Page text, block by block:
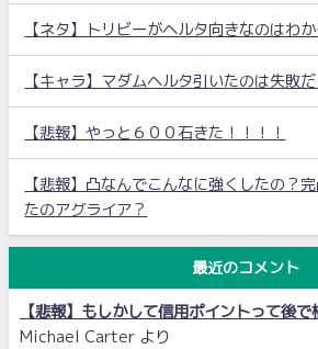
【ネタ】トリビーがヘルタ向きなのはわ
【キャラ】マダムヘルタ引いたのは失敗
【悲報】やっと６００石きた！！！！
【悲報】凸なんでこんなに強くしたの？
たのアグライア？
最近のコメント
【悲報】もしかして信用ポイントって後で
Michael Carter より